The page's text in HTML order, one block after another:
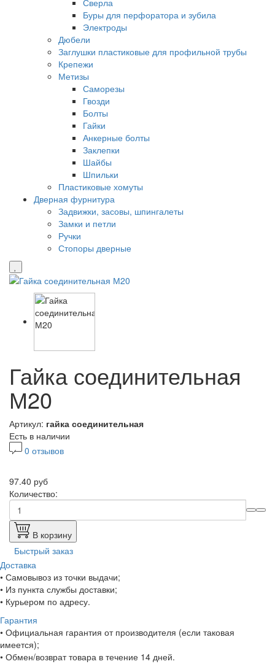
Сверла
Буры для перфоратора и зубила
Электроды
Дюбели
Заглушки пластиковые для профильной трубы
Крепежи
Метизы
Саморезы
Гвозди
Болты
Гайки
Анкерные болты
Заклепки
Шайбы
Шпильки
Пластиковые хомуты
Дверная фурнитура
Задвижки, засовы, шпингалеты
Замки и петли
Ручки
Стопоры дверные
Гайка соединительная
М20
Артикул: гайка соединительная
Есть в наличии
0 отзывов
97.40 руб
Количество:
В корзину
Быстрый заказ
Доставка
• Самовывоз из точки выдачи;
• Из пункта службы доставки;
• Курьером по адресу.
Гарантия
• Официальная гарантия от производителя (если таковая
имеется);
• Обмен/возврат товара в течение 14 дней.